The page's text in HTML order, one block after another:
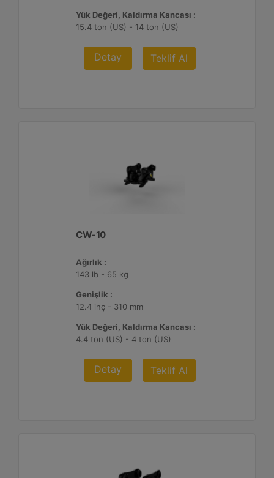
Yük Değeri, Kaldırma Kancası :
15.4 ton (US) - 14 ton (US)
Detay Teklif Al
CW-10
Ağırlık :
143 lb - 65 kg
Genişlik :
12.4 inç - 310 mm
Yük Değeri, Kaldırma Kancası :
4.4 ton (US) - 4 ton (US)
Detay Teklif Al